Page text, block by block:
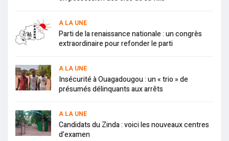
A LA UNE
Parti de la renaissance nationale : un congrès
extraordinaire pour refonder le parti
A LA UNE
Insécurité à Ouagadougou : un « trio » de
présumés délinquants aux arrêts
A LA UNE
Candidats du Zinda : voici les nouveaux centres
d’examen